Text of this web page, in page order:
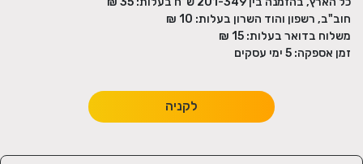
חוב"ב, רשפון והוד השרון בעלות:
משלוח בדואר בעלות:
זמן אספקה: 5 ימי עסקים
לקניה